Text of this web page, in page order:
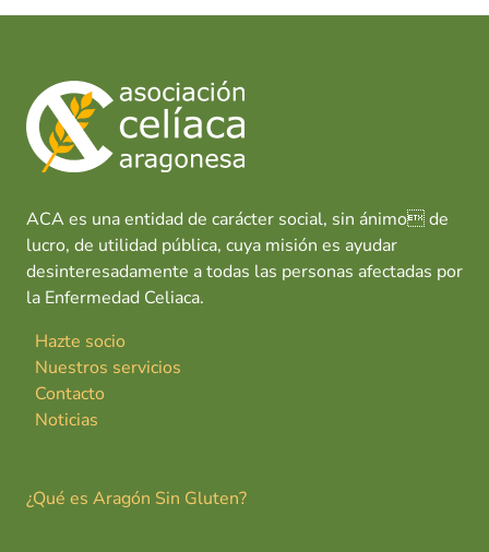
ACA es una entidad de carácter social, sin ánimo de
lucro, de utilidad pública, cuya misión es ayudar
desinteresadamente a todas las personas afectadas por
la Enfermedad Celiaca.
Hazte socio
Nuestros servicios
Contacto
Noticias
¿Qué es Aragón Sin Gluten?